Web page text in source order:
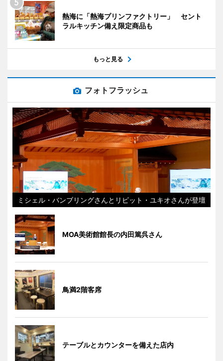
熱海に「熱海プリンファクトリー」 セント
ラルキッチン備え限定商品も
もっと見る
フォトフラッシュ
ミシェル・バンブリングさんとリピット・ユキオさんが登壇
MOA美術館館長の内田篤呉さん
鳥満2階客席
テーブルとカウンターを備えた店内